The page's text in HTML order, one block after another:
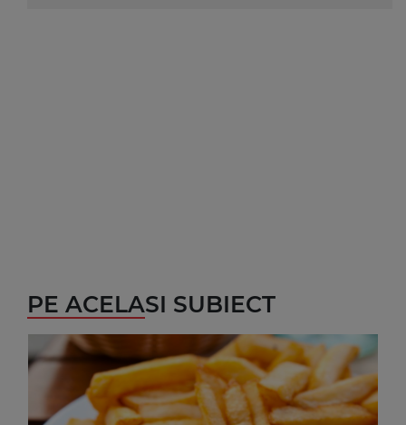
PE ACELASI SUBIECT